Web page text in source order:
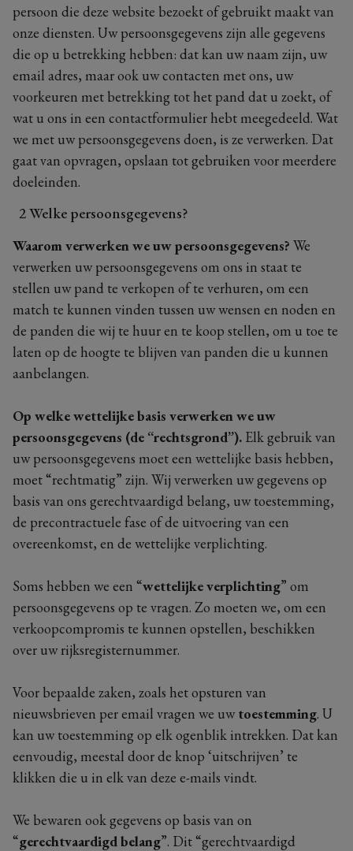
persoon die deze website bezoekt of gebruikt maakt van
onze diensten. Uw persoonsgegevens zijn alle gegevens
die op u betrekking hebben: dat kan uw naam zijn, uw
email adres, maar ook uw contacten met ons, uw
voorkeuren met betrekking tot het pand dat u zoekt, of
wat u ons in een contactformulier hebt meegedeeld. Wat
we met uw persoonsgegevens doen, is ze verwerken. Dat
gaat van opvragen, opslaan tot gebruiken voor meerdere
doeleinden.
2 Welke persoonsgegevens?
Waarom verwerken we uw persoonsgegevens? We
verwerken uw persoonsgegevens om ons in staat te
stellen uw pand te verkopen of te verhuren, om een
match te kunnen vinden tussen uw wensen en noden en
de panden die wij te huur en te koop stellen, om u toe te
laten op de hoogte te blijven van panden die u kunnen
aanbelangen.
Op welke wettelijke basis verwerken we uw
persoonsgegevens (de “rechtsgrond”). Elk gebruik van
uw persoonsgegevens moet een wettelijke basis hebben,
moet “rechtmatig” zijn. Wij verwerken uw gegevens op
basis van ons gerechtvaardigd belang, uw toestemming,
de precontractuele fase of de uitvoering van een
overeenkomst, en de wettelijke verplichting.
Soms hebben we een “wettelijke verplichting” om
persoonsgegevens op te vragen. Zo moeten we, om een
verkoopcompromis te kunnen opstellen, beschikken
over uw rijksregisternummer.
Voor bepaalde zaken, zoals het opsturen van
nieuwsbrieven per email vragen we uwtoestemming. U
kan uw toestemming op elk ogenblik intrekken. Dat kan
eenvoudig, meestal door de knop ‘uitschrijven’ te
klikken die u in elk van deze e-mails vindt.
We bewaren ook gegevens op basis van on
“gerechtvaardigd belang”. Dit “gerechtvaardigd